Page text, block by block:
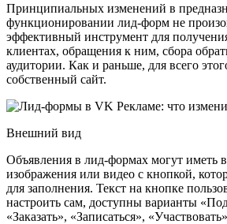
Принципиальных изменений в
функционировании лид-форм не
эффективный инструмент для
клиентах, обращения к ним, сбора
аудитории. Как и раньше, для всего
собственный сайт.
Внешний вид
Объявления в лид-формах могут иметь
изображения или видео с кнопкой,
для заполнения. Текст на кнопке
настроить сам, доступны варианты
«Заказать», «Записаться»,